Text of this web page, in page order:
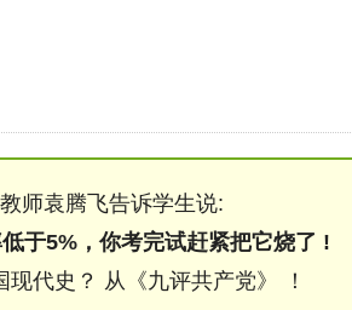
师袁腾飞告诉学生说:
于5%，你考完试赶紧把它烧了 !
代史？ 从《九评共产党》 ！